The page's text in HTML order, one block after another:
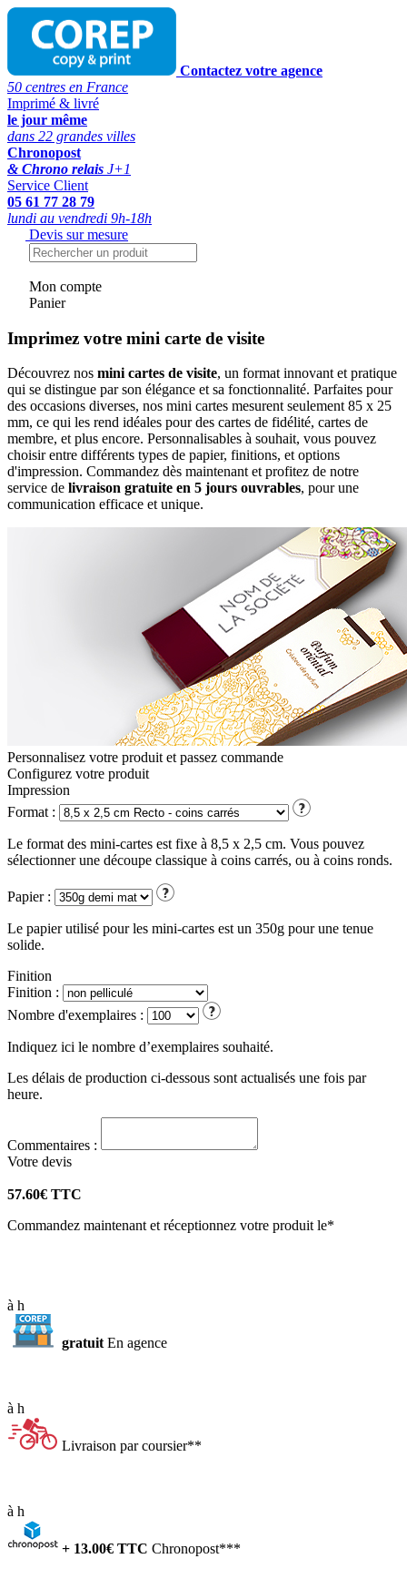
Contactez votre agence
50 centres en France
Imprimé & livré
le jour même
dans 22 grandes villes
Chronopost
& Chrono relais J+1
Service Client
05 61 77 28 79
lundi au vendredi 9h-18h
Devis sur mesure
Mon compte
Panier
Imprimez votre mini carte de visite
Découvrez nos mini cartes de visite, un format innovant et pratique
qui se distingue par son élégance et sa fonctionnalité. Parfaites pour
des occasions diverses, nos mini cartes mesurent seulement 85 x 25
mm, ce qui les rend idéales pour des cartes de fidélité, cartes de
membre, et plus encore. Personnalisables à souhait, vous pouvez
choisir entre différents types de papier, finitions, et options
d'impression. Commandez dès maintenant et profitez de notre
service de livraison gratuite en 5 jours ouvrables, pour une
communication efficace et unique.
Personnalisez votre produit et passez commande
Configurez votre produit
Impression
Format :
Le format des mini-cartes est fixe à 8,5 x 2,5 cm. Vous pouvez
sélectionner une découpe classique à coins carrés, ou à coins ronds.
Papier :
Le papier utilisé pour les mini-cartes est un 350g pour une tenue
solide.
Finition
Finition :
Nombre d'exemplaires :
Indiquez ici le nombre d’exemplaires souhaité.
Les délais de production ci-dessous sont actualisés une fois par
heure.
Commentaires :
Votre devis
57.60€ TTC
Commandez maintenant et réceptionnez votre produit le*
à h
gratuit En agence
à h
Livraison par coursier**
à h
+ 13.00€ TTC Chronopost***